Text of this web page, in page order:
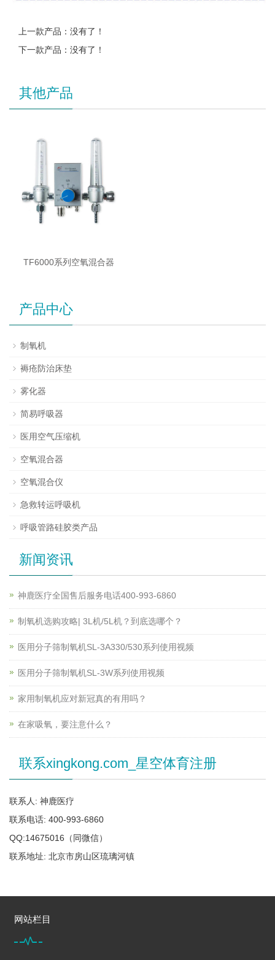
上一款产品：没有了！
下一款产品：没有了！
其他产品
TF6000系列空氧混合器
产品中心
制氧机
褥疮防治床垫
雾化器
简易呼吸器
医用空气压缩机
空氧混合器
空氧混合仪
急救转运呼吸机
呼吸管路硅胶类产品
新闻资讯
神鹿医疗全国售后服务电话400-993-6860
制氧机选购攻略| 3L机/5L机？到底选哪个？
医用分子筛制氧机SL-3A330/530系列使用视频
医用分子筛制氧机SL-3W系列使用视频
家用制氧机应对新冠真的有用吗？
在家吸氧，要注意什么？
联系xingkong.com_星空体育注册
联系人: 神鹿医疗
联系电话: 400-993-6860
QQ:14675016（同微信）
联系地址: 北京市房山区琉璃河镇
网站栏目